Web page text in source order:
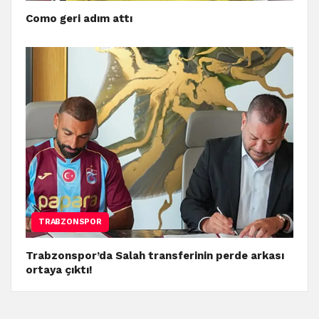
Como geri adım attı
TRABZONSPOR
Trabzonspor’da Salah transferinin perde arkası
ortaya çıktı!